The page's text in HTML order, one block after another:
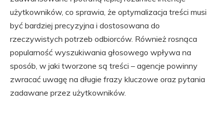
użytkowników, co sprawia, że optymalizacja treści musi
być bardziej precyzyjna i dostosowana do
rzeczywistych potrzeb odbiorców. Również rosnąca
popularność wyszukiwania głosowego wpływa na
sposób, w jaki tworzone są treści – agencje powinny
zwracać uwagę na długie frazy kluczowe oraz pytania
zadawane przez użytkowników.